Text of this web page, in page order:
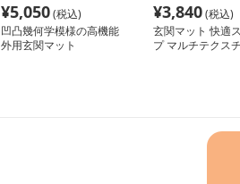
¥5,050(税込)
凹凸幾何学模様の高機能
外用玄関マット
¥3,840(税込)
玄関マット 快適
プ マルチテクス